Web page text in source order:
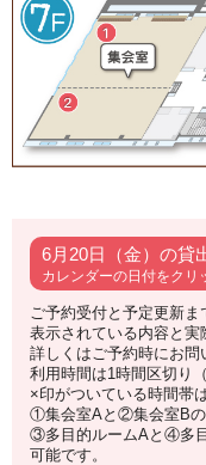
6月20日（金）の貸
カレンダーの日付をクリ
ご予約受付と予定更新ま
表示されている内容と実
詳しくはご予約時にお問
利用時間は1時間区切り
×印がついている時間帯
①集会室Aと②集会室Bの
③多目的ルームAと④多
可能です。